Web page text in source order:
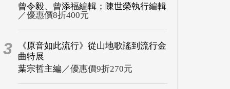
曾令毅、曾添福編輯；陳世榮執行編輯
／優惠價8折400元
3
《原音如此流行》從山地歌謠到流行金
曲特展
葉宗哲主編 ／優惠價9折270元